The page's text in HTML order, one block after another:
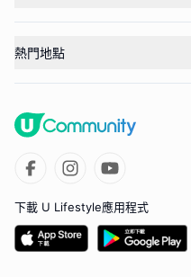
熱門地點
下載 U Lifestyle應用程式